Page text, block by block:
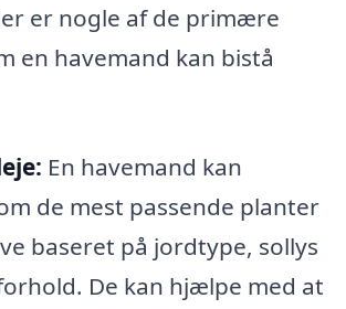
er nogle af de primære
en havemand kan bistå
En havemand kan
de mest passende planter
baseret på jordtype, sollys
De kan hjælpe med at